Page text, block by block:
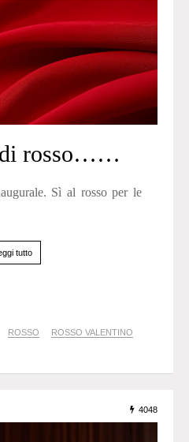
di rosso……
Sì al rosso per le
tutto
ROSSO
ROSSO VALENTINO
4048